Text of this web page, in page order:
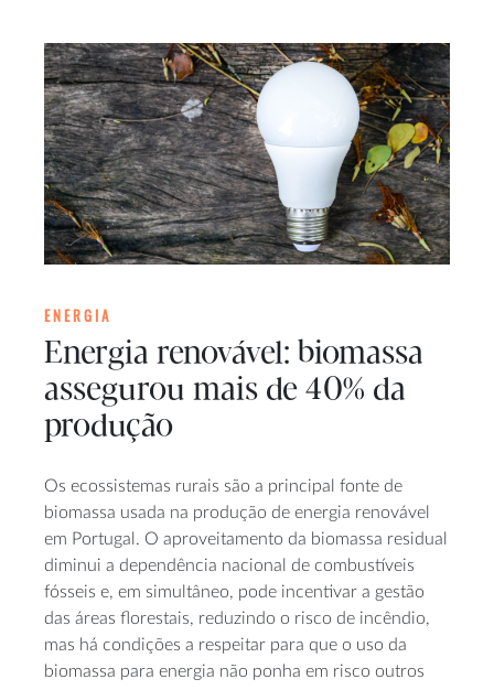
ENERGIA
Energia renovável: biomassa
assegurou mais de 40% da
produção
Os ecossistemas rurais são a principal fonte de
biomassa usada na produção de energia renovável
em Portugal. O aproveitamento da biomassa residual
diminui a dependência nacional de combustíveis
fósseis e, em simultâneo, pode incentivar a gestão
das áreas florestais, reduzindo o risco de incêndio,
mas há condições a respeitar para que o uso da
biomassa para energia não ponha em risco outros